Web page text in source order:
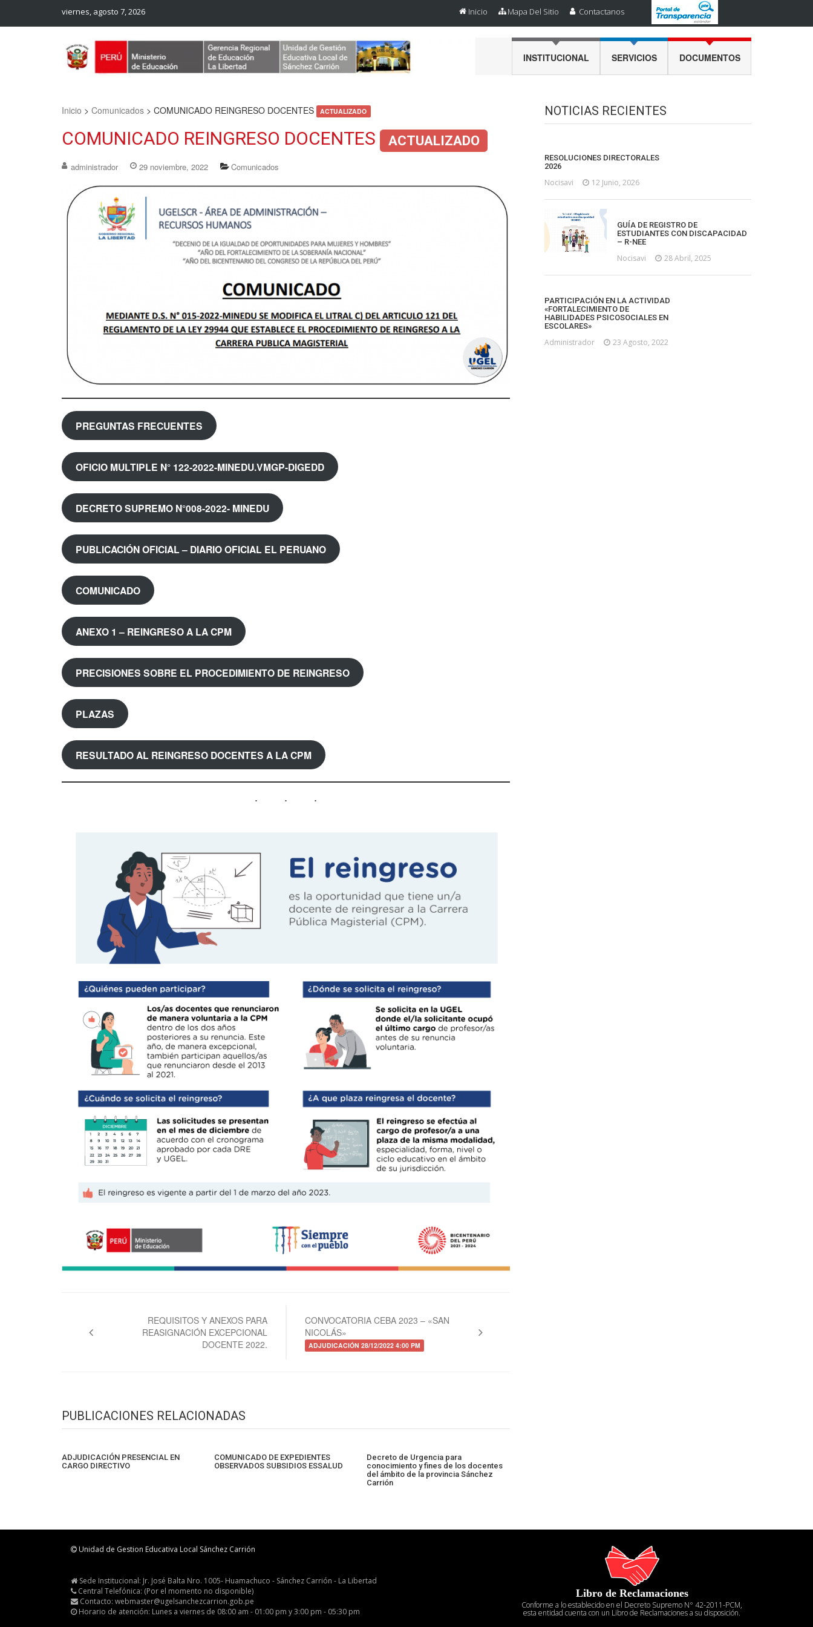
viernes, agosto 7, 2026 Inicio Mapa Del Sitio Contactanos
INSTITUCIONAL SERVICIOS DOCUMENTOS
Inicio > Comunicados > COMUNICADO REINGRESO DOCENTES ACTUALIZADO
COMUNICADO REINGRESO DOCENTES ACTUALIZADO
administrador 29 noviembre, 2022 Comunicados
PREGUNTAS FRECUENTES
OFICIO MULTIPLE N° 122-2022-MINEDU.VMGP-DIGEDD
DECRETO SUPREMO N°008-2022- MINEDU
PUBLICACIÓN OFICIAL – DIARIO OFICIAL EL PERUANO
COMUNICADO
ANEXO 1 – REINGRESO A LA CPM
PRECISIONES SOBRE EL PROCEDIMIENTO DE REINGRESO
PLAZAS
RESULTADO AL REINGRESO DOCENTES A LA CPM
entradas
REQUISITOS Y ANEXOS PARA
REASIGNACIÓN EXCEPCIONAL
DOCENTE 2022.
CONVOCATORIA CEBA 2023 – «SAN
NICOLÁS»
ADJUDICACIÓN 28/12/2022 4:00 PM
PUBLICACIONES RELACIONADAS
ADJUDICACIÓN PRESENCIAL EN
CARGO DIRECTIVO
COMUNICADO DE EXPEDIENTES
OBSERVADOS SUBSIDIOS ESSALUD
Decreto de Urgencia para
conocimiento y fines de los docentes
del ámbito de la provincia Sánchez
Carrión
NOTICIAS RECIENTES
RESOLUCIONES DIRECTORALES
2026
Nocisavi 12 Junio, 2026
GUÍA DE REGISTRO DE
ESTUDIANTES CON DISCAPACIDAD
– R-NEE
Nocisavi 28 Abril, 2025
PARTICIPACIÓN EN LA ACTIVIDAD
«FORTALECIMIENTO DE
HABILIDADES PSICOSOCIALES EN
ESCOLARES»
Administrador 23 Agosto, 2022
Unidad de Gestion Educativa Local Sánchez Carrión
Sede Institucional: Jr. José Balta Nro. 1005- Huamachuco - Sánchez Carrión - La Libertad
Central Telefónica: (Por el momento no disponible)
Contacto: webmaster@ugelsanchezcarrion.gob.pe
Horario de atención: Lunes a viernes de 08:00 am - 01:00 pm y 3:00 pm - 05:30 pm
Libro de Reclamaciones
Conforme a lo establecido en el Decreto Supremo N° 42-2011-PCM,
esta entidad cuenta con un Libro de Reclamaciones a su disposición.